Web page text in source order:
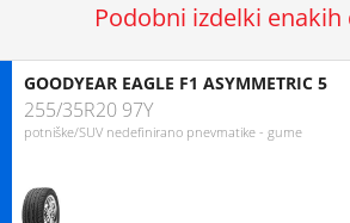
Podobni izdelki enakih
GOODYEAR EAGLE F1 ASYMMETRIC 5
255/35R20 97Y
potniške/SUV nedefinirano pnevmatike - gume